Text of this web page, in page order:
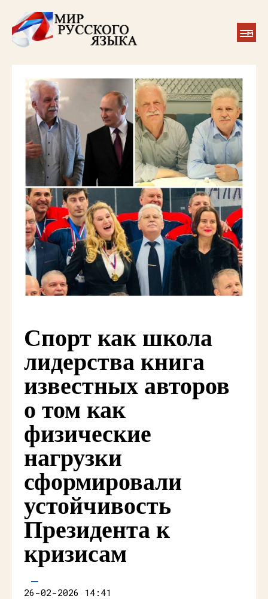
Спорт как школа
лидерства книга
известных авторов
о том как
физические
нагрузки
сформировали
устойчивость
Президента к
кризисам
26-02-2026 14:41